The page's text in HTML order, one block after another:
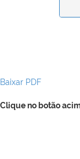
Baixar PDF
Clique no botão